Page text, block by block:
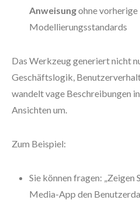
Anweisungohne
Modellierungsstandards
Das Werkzeug generiert nicht
Geschäftslogik,
wandelt vage Beschreibungen
Ansichten um.
Zum Beispiel:
Sie können fragen: „Zeigen
Media-App den